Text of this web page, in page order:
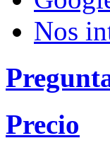
Nos
Precio